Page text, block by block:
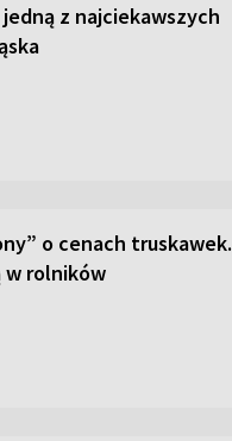
z najciekawszych
o cenach truskawek.
w rolników